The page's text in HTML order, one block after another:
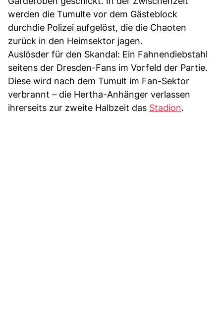
werden die Tumulte vor dem Gästeblock
durchdie Polizei aufgelöst, die die Chaoten
zurück in den Heimsektor jagen.
Auslösder für den Skandal: Ein Fahnendiebstahl
seitens der Dresden-Fans im Vorfeld der Partie.
Diese wird nach dem Tumult im Fan-Sektor
verbrannt – die Hertha-Anhänger verlassen
ihrerseits zur zweite Halbzeit das Stadion.